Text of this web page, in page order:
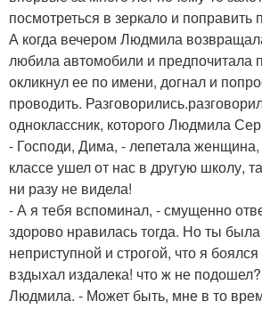
посмотреться в зеркало и поправить
А когда вечером Людмила
любила автомобили и предпочитала
окликнул ее по имени, догнал и
проводить.
одноклассник, которого Людмила
- Господи, Дима, - лепетала
классе ушел от нас в другую школу,
ни разу не видела!
- А я тебя вспоминал, - смущенно
здорово нравилась тогда. Но ты была
неприступной и строгой, что я
вздыхал издалека! что ж не
Людмила. - Может быть, мне в то